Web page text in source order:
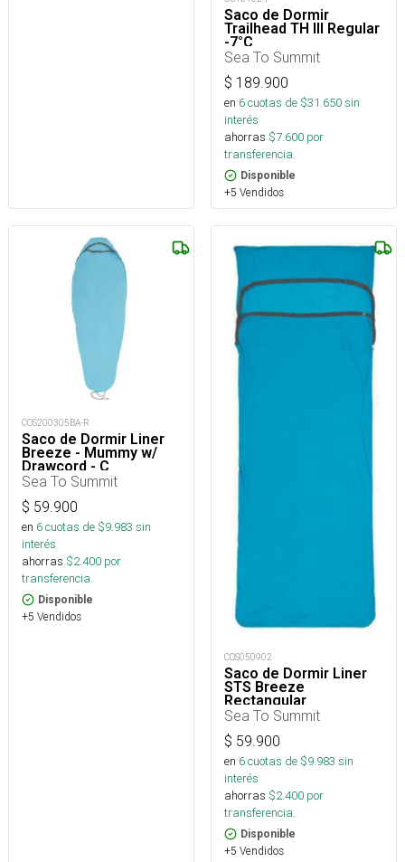
Saco de Dormir
Trailhead TH III Regular
-7°C
Sea To Summit
$ 189.900
en 6cuotas de $31.650sin
interés
ahorras $7.600 por
transferencia.
Disponible
+5 Vendidos
COS200305BA-R
Saco de Dormir Liner
Breeze - Mummy w/
Drawcord - C
Sea To Summit
$ 59.900
en 6cuotas de $9.983 sin
interés
ahorras $2.400 por
transferencia.
Disponible
+5 Vendidos
COS050902
Saco de Dormir Liner
STS Breeze
Rectangular
Sea To Summit
$ 59.900
en 6cuotas de $9.983 sin
interés
ahorras $2.400 por
transferencia.
Disponible
+5 Vendidos